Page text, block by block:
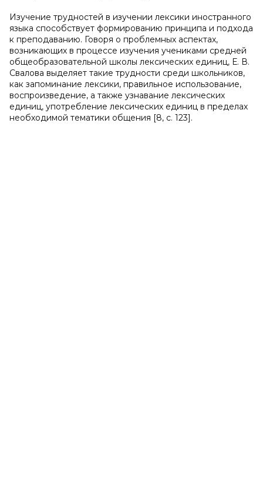
Изучение трудностей в изучении лексики иностранного
языка способствует формированию принципа и подхода
к преподаванию. Говоря о проблемных аспектах,
возникающих в процессе изучения учениками средней
общеобразовательной школы лексических единиц, Е. В.
Свалова выделяет такие трудности среди школьников,
как запоминание лексики, правильное использование,
воспроизведение, а также узнавание лексических
единиц, употребление лексических единиц в пределах
необходимой тематики общения [8, c. 123].